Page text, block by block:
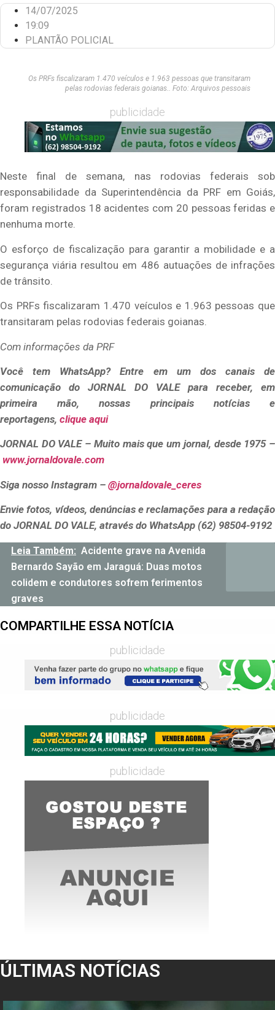
14/07/2025
19:09
PLANTÃO POLICIAL
Os PRFs fiscalizaram 1.470 veículos e 1.963 pessoas que transitaram
pelas rodovias federais goianas.. Foto: Arquivos pessoais
publicidade
Neste final de semana, nas rodovias federais sob
responsabilidade da Superintendência da PRF em Goiás,
foram registrados 18 acidentes com 20 pessoas feridas e
nenhuma morte.
O esforço de fiscalização para garantir a mobilidade e a
segurança viária resultou em 486 autuações de infrações
de trânsito.
Os PRFs fiscalizaram 1.470 veículos e 1.963 pessoas que
transitaram pelas rodovias federais goianas.
Com informações da PRF
Você tem WhatsApp? Entre em um dos canais de
comunicação do JORNAL DO VALE para receber, em
primeira mão, nossas principais notícias e
reportagens, clique aqui
JORNAL DO VALE – Muito mais que um jornal, desde 1975 –
www.jornaldovale.com
Siga nosso Instagram – @jornaldovale_ceres
Envie fotos, vídeos, denúncias e reclamações para a redação
do JORNAL DO VALE, através do WhatsApp (62) 98504-9192
Leia Também: Acidente grave na Avenida
Bernardo Sayão em Jaraguá: Duas motos
colidem e condutores sofrem ferimentos
graves
COMPARTILHE ESSA NOTÍCIA
publicidade
publicidade
publicidade
ÚLTIMAS NOTÍCIAS